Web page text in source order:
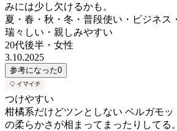
みには少し欠けるかも。
夏・春・秋・冬・普段使い・ビジネス
瑞々しい・親しみやすい
20代後半 ・ 女性
3.10.2025
参考になった0
つけやすい
柑橘系だけどツンとしない ベルガモッ
の柔らかさが相まってまったりしてる